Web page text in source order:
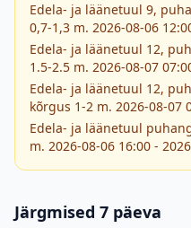
Edela- ja läänetuul 9,
0,7-1,3 m. 2026-08-06
Edela- ja läänetuul 12,
1.5-2.5 m. 2026-08-07
Edela- ja läänetuul 12,
kõrgus 1-2 m. 2026-08-07
Edela- ja läänetuul
m. 2026-08-06 16:00 -
Järgmised 7 päeva